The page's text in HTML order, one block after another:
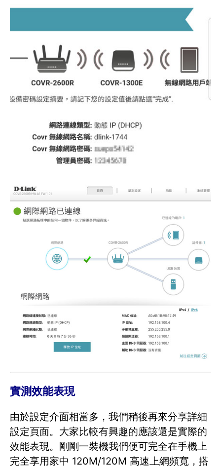
實測效能表現
由於設定介面相當多，我們稍後再來分享詳細
設定頁面。大家比較有興趣的應該還是實際的
效能表現。剛剛一裝機我們便可完全在手機上
完全享用家中 120M/120M 高速上網頻寬，搭